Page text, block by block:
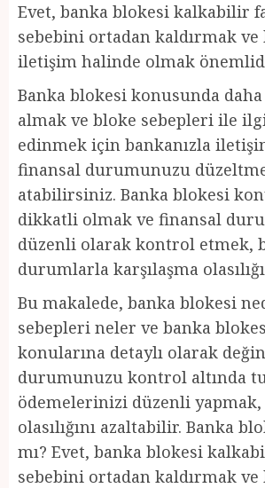
Evet, banka blokesi kalkabilir
sebebini ortadan kaldırmak ve
iletişim halinde olmak
Banka blokesi konusunda
almak ve bloke sebepleri ile
edinmek için bankanızla
finansal durumunuzu
atabilirsiniz. Banka blokesi
dikkatli olmak ve finansal
düzenli olarak kontrol etmek,
durumlarla karşılaşma
Bu makalede, banka blokesi
sebepleri neler ve banka
konularına detaylı olarak
durumunuzu kontrol altında
ödemelerinizi düzenli
olasılığını azaltabilir. Banka
mı? Evet, banka blokesi
sebebini ortadan kaldırmak ve